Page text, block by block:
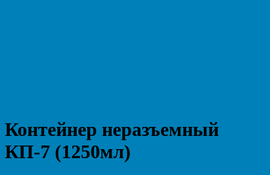
Контейнер неразъемный
КП-7 (1250мл)